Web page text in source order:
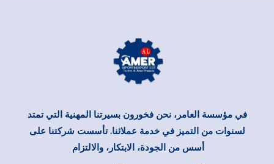
في مؤسسة العامر، نحن فخورون بسيرتنا المهنية التي تمتد
لسنوات من التميز في خدمة عملائنا. تأسست شركتنا على
أسس من الجودة، الابتكار، والالتزام.